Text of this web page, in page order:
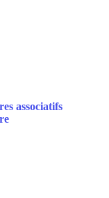
associatifs